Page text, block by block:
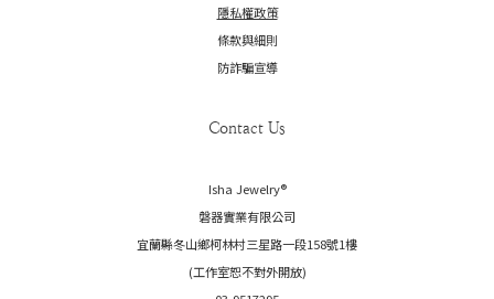
隱私權政策
條款與細則
防詐騙宣導
Contact Us
Isha Jewelry®️
磐器實業有限公司
宜蘭縣冬山鄉柯林村三星路一段158號1樓
(工作室恕不對外開放)